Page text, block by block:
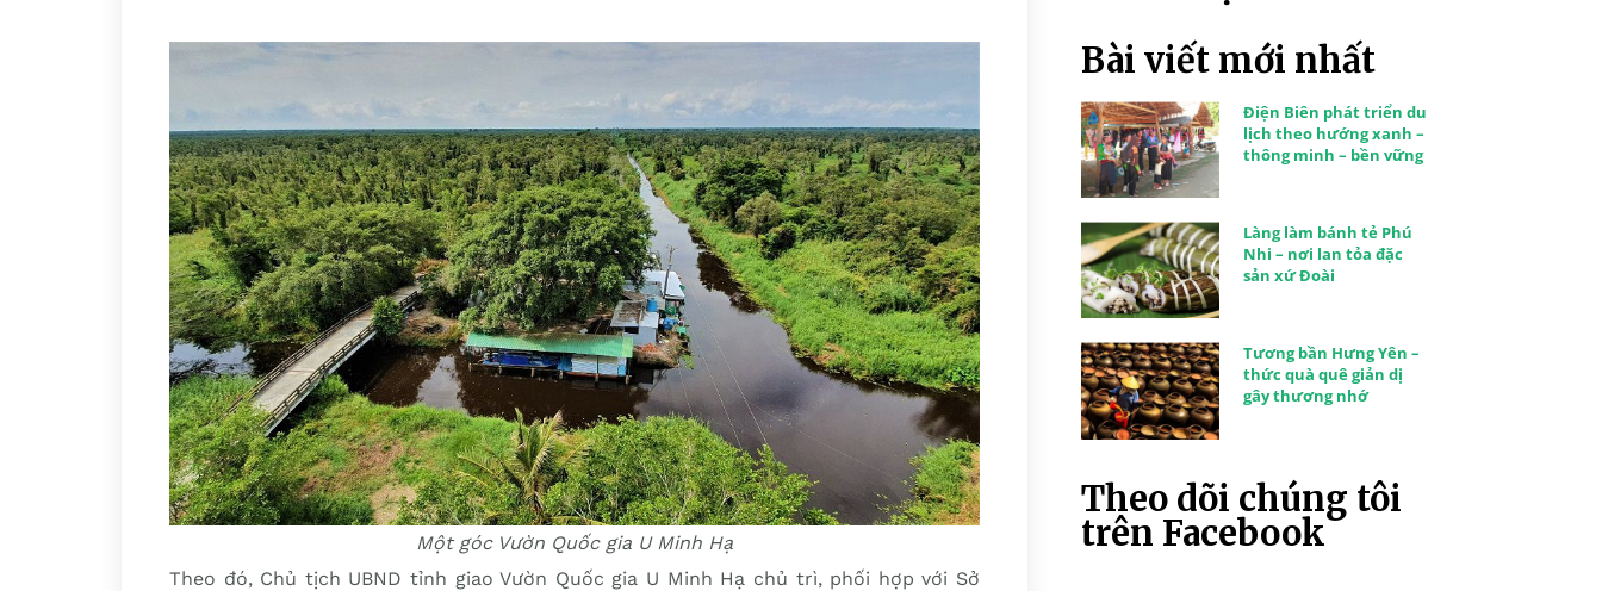
Một góc Vườn Quốc gia U Minh Hạ
Theo đó, Chủ tịch UBND tỉnh giao Vườn Quốc gia U Minh Hạ chủ trì, phối hợp với Sở
Bài viết mới nhất
Điện Biên phát triển du
lịch theo hướng xanh –
thông minh – bền vững
Làng làm bánh tẻ Phú
Nhi – nơi lan tỏa đặc
sản xứ Đoài
Tương bần Hưng Yên –
thức quà quê giản dị
gây thương nhớ
Theo dõi chúng tôi
trên Facebook